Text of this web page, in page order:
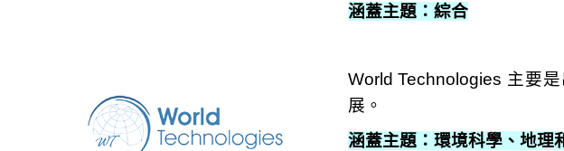
涵蓋主題：綜合
World Technologies 主要
展。
涵蓋主題：環境科學、地理